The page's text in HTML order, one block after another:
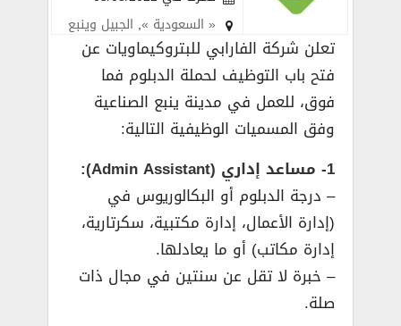
« السعودية », الجبيل وينبع
تعلن شركة الفارابي للبتروكيماويات عن
فتح باب التوظيف لحملة الدبلوم فما
فوق، للعمل في مدينة ينبع الصناعية
وفق المسميات الوظيفية التالية:
1- مساعد إداري (Admin Assistant):
– درجة الدبلوم أو البكالوريوس في
(إدارة الأعمال، إدارة مكتبية، سكرتارية،
إدارة مكاتب) أو ما يعادلها.
– خبرة لا تقل عن سنتين في مجال ذات
صلة.